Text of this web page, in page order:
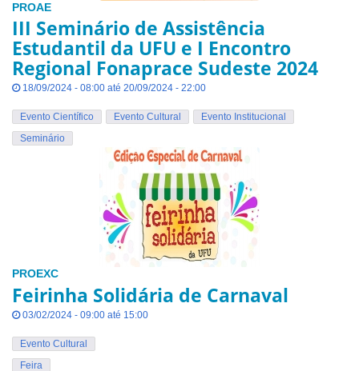
PROAE
III Seminário de Assistência
Estudantil da UFU e I Encontro
Regional Fonaprace Sudeste 2024
18/09/2024 - 08:00 até 20/09/2024 - 22:00
Evento Científico Evento Cultural
Evento Institucional
Seminário
PROEXC
Feirinha Solidária de Carnaval
03/02/2024 - 09:00 até 15:00
Evento Cultural
Feira